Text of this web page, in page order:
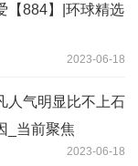
【884】|环球精选
2023-06-18
人气明显比不上石
_当前聚焦
2023-06-18